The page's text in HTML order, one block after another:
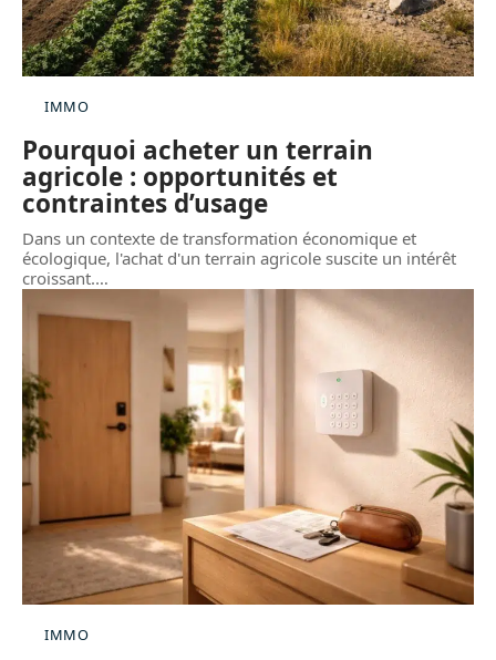
IMMO
Pourquoi acheter un terrain
agricole : opportunités et
contraintes d’usage
Dans un contexte de transformation économique et
écologique, l'achat d'un terrain agricole suscite un intérêt
croissant.…
IMMO